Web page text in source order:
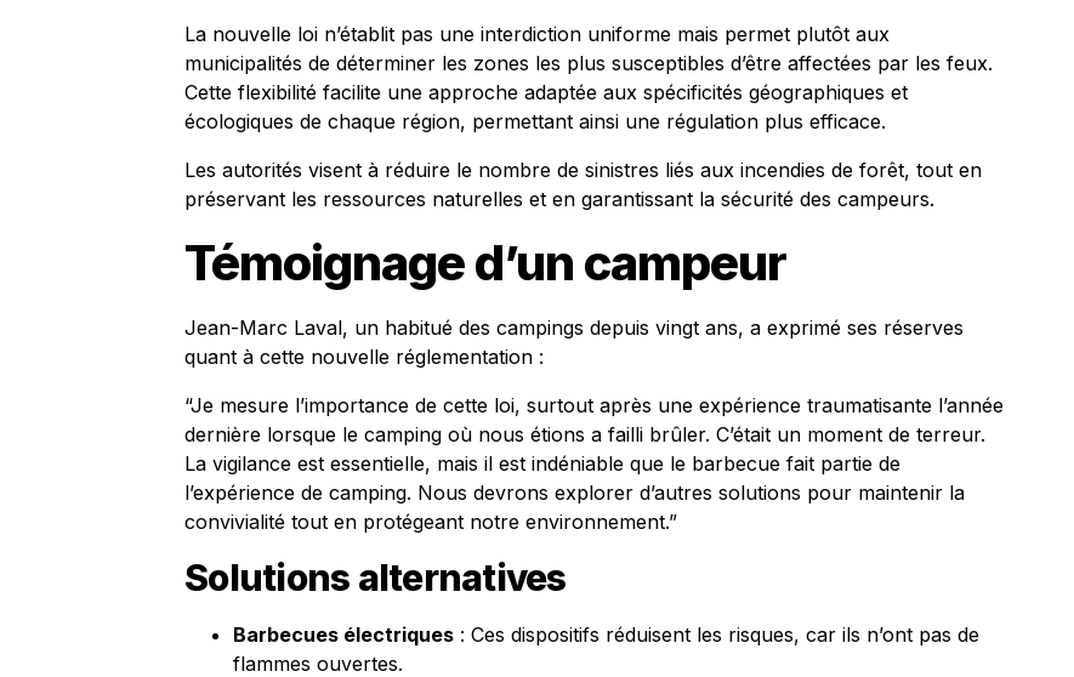
La nouvelle loi n’établit pas une interdiction uniforme mais permet plutôt aux
municipalités de déterminer les zones les plus susceptibles d’être affectées par les feux.
Cette flexibilité facilite une approche adaptée aux spécificités géographiques et
écologiques de chaque région, permettant ainsi une régulation plus efficace.
Les autorités visent à réduire le nombre de sinistres liés aux incendies de forêt, tout en
préservant les ressources naturelles et en garantissant la sécurité des campeurs.
Témoignage d’un campeur
Jean-Marc Laval, un habitué des campings depuis vingt ans, a exprimé ses réserves
quant à cette nouvelle réglementation :
“Je mesure l’importance de cette loi, surtout après une expérience traumatisante l’année
dernière lorsque le camping où nous étions a failli brûler. C’était un moment de terreur.
La vigilance est essentielle, mais il est indéniable que le barbecue fait partie de
l’expérience de camping. Nous devrons explorer d’autres solutions pour maintenir la
convivialité tout en protégeant notre environnement.”
Solutions alternatives
Barbecues électriques : Ces dispositifs réduisent les risques, car ils n’ont pas de
flammes ouvertes.